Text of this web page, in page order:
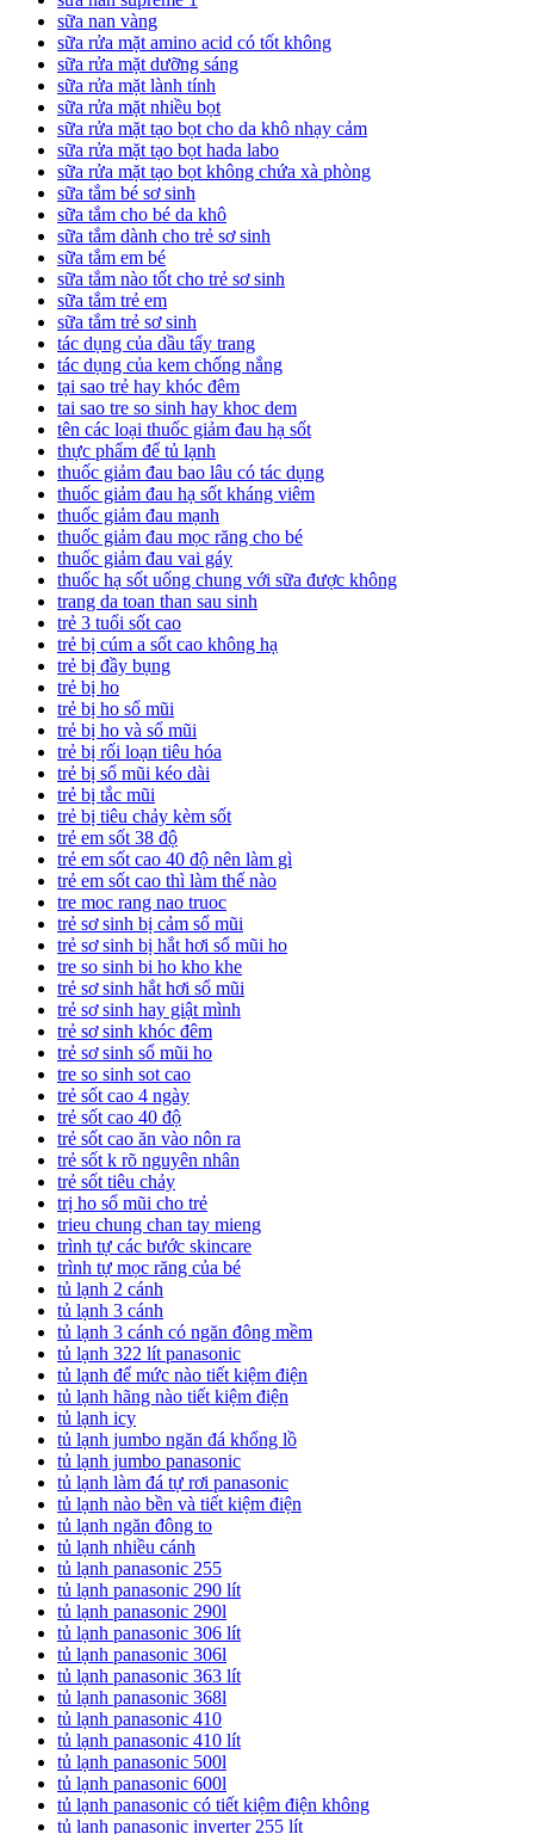
sữa nan vàng
sữa rửa mặt amino acid có tốt không
sữa rửa mặt dưỡng sáng
sữa rửa mặt lành tính
sữa rửa mặt nhiều bọt
sữa rửa mặt tạo bọt cho da khô nhạy cảm
sữa rửa mặt tạo bọt hada labo
sữa rửa mặt tạo bọt không chứa xà phòng
sữa tắm bé sơ sinh
sữa tắm cho bé da khô
sữa tắm dành cho trẻ sơ sinh
sữa tắm em bé
sữa tắm nào tốt cho trẻ sơ sinh
sữa tắm trẻ em
sữa tắm trẻ sơ sinh
tác dụng của dầu tẩy trang
tác dụng của kem chống nắng
tại sao trẻ hay khóc đêm
tai sao tre so sinh hay khoc dem
tên các loại thuốc giảm đau hạ sốt
thực phẩm để tủ lạnh
thuốc giảm đau bao lâu có tác dụng
thuốc giảm đau hạ sốt kháng viêm
thuốc giảm đau mạnh
thuốc giảm đau mọc răng cho bé
thuốc giảm đau vai gáy
thuốc hạ sốt uống chung với sữa được không
trang da toan than sau sinh
trẻ 3 tuổi sốt cao
trẻ bị cúm a sốt cao không hạ
trẻ bị đầy bụng
trẻ bị ho
trẻ bị ho sổ mũi
trẻ bị ho và sổ mũi
trẻ bị rối loạn tiêu hóa
trẻ bị sổ mũi kéo dài
trẻ bị tắc mũi
trẻ bị tiêu chảy kèm sốt
trẻ em sốt 38 độ
trẻ em sốt cao 40 độ nên làm gì
trẻ em sốt cao thì làm thế nào
tre moc rang nao truoc
trẻ sơ sinh bị cảm sổ mũi
trẻ sơ sinh bị hắt hơi sổ mũi ho
tre so sinh bi ho kho khe
trẻ sơ sinh hắt hơi sổ mũi
trẻ sơ sinh hay giật mình
trẻ sơ sinh khóc đêm
trẻ sơ sinh sổ mũi ho
tre so sinh sot cao
trẻ sốt cao 4 ngày
trẻ sốt cao 40 độ
trẻ sốt cao ăn vào nôn ra
trẻ sốt k rõ nguyên nhân
trẻ sốt tiêu chảy
trị ho sổ mũi cho trẻ
trieu chung chan tay mieng
trình tự các bước skincare
trình tự mọc răng của bé
tủ lạnh 2 cánh
tủ lạnh 3 cánh
tủ lạnh 3 cánh có ngăn đông mềm
tủ lạnh 322 lít panasonic
tủ lạnh để mức nào tiết kiệm điện
tủ lạnh hãng nào tiết kiệm điện
tủ lạnh icy
tủ lạnh jumbo ngăn đá khổng lồ
tủ lạnh jumbo panasonic
tủ lạnh làm đá tự rơi panasonic
tủ lạnh nào bền và tiết kiệm điện
tủ lạnh ngăn đông to
tủ lạnh nhiều cánh
tủ lạnh panasonic 255
tủ lạnh panasonic 290 lít
tủ lạnh panasonic 290l
tủ lạnh panasonic 306 lít
tủ lạnh panasonic 306l
tủ lạnh panasonic 363 lít
tủ lạnh panasonic 368l
tủ lạnh panasonic 410
tủ lạnh panasonic 410 lít
tủ lạnh panasonic 500l
tủ lạnh panasonic 600l
tủ lạnh panasonic có tiết kiệm điện không
tủ lạnh panasonic inverter 255 lít